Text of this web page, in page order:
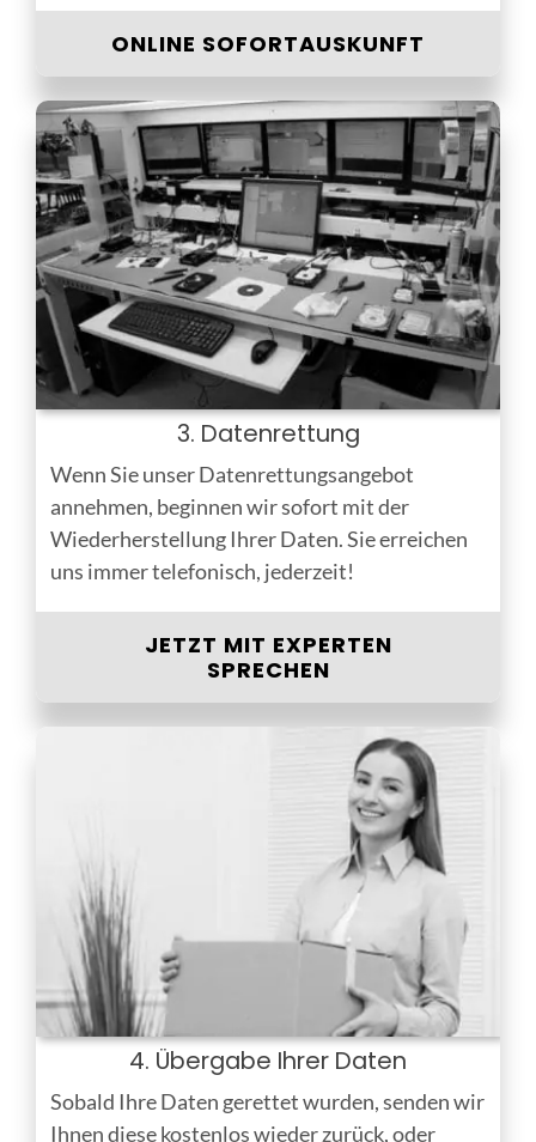
ONLINE SOFORTAUSKUNFT
3. Datenrettung
Wenn Sie unser Datenrettungsangebot
annehmen, beginnen wir sofort mit der
Wiederherstellung Ihrer Daten. Sie erreichen
uns immer telefonisch, jederzeit!
JETZT MIT EXPERTEN
SPRECHEN
4. Übergabe Ihrer Daten
Sobald Ihre Daten gerettet wurden, senden wir
Ihnen diese kostenlos wieder zurück, oder